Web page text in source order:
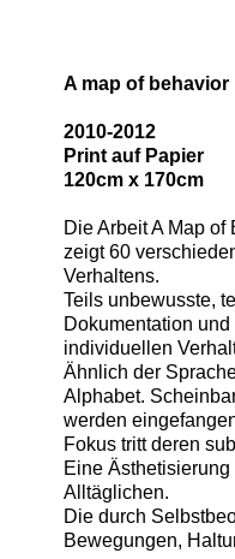
A map of behavior
2010-2012
Print auf Papier
120cm x 170cm
Die Arbeit A Map
zeigt 60
Verhaltens.
Teils unbewusste,
Dokumentation
individuellen
Ähnlich der
Alphabet.
werden
Fokus tritt deren
Eine
Alltäglichen.
Die durch
Bewegungen,